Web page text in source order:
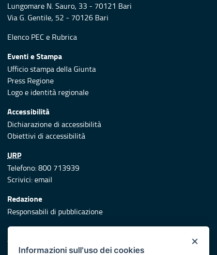
Lungomare N. Sauro, 33 - 70121 Bari
Via G. Gentile, 52 - 70126 Bari
Elenco PEC e Rubrica
Eventi e Stampa
Ufficio stampa della Giunta
Press Regione
Logo e identità regionale
Accessibilità
Dichiarazione di accessibilità
Obiettivi di accessibilità
URP
Telefono: 800 713939
Scrivici:email
Redazione
Responsabili di pubblicazione
Protezione civile
Vai al sito di Protezione Civile Puglia ×
Informazioni sull'uso dei cookies